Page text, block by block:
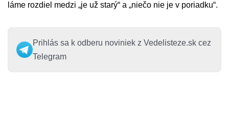
láme rozdiel medzi „je už starý“ a „niečo nie je v poriadku“.
Prihlás sa k odberu noviniek z Vedelisteze.sk cez
Telegram